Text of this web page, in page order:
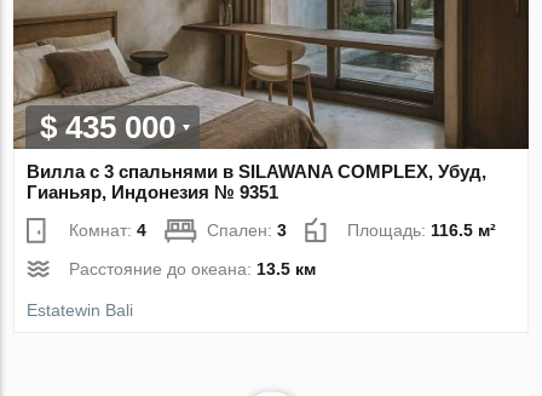
$ 435 000
Вилла с 3 спальнями в SILAWANA COMPLEX, Убуд,
Гианьяр, Индонезия № 9351
Комнат:4 Спален:3 Площадь: 116.5 м²
Расстояние до океана: 13.5 км
Estatewin Bali